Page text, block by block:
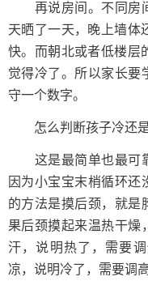
再说房间。不同房间
天晒了一天，晚上墙体
快。而朝北或者低楼层
觉得冷了。所以家长要
守一个数字。
怎么判断孩子冷还是
这是最简单也最可靠
因为小宝宝末梢循环还
的方法是摸后颈，就是
果后颈摸起来温热干燥
汗，说明热了，需要
凉，说明冷了，需要调